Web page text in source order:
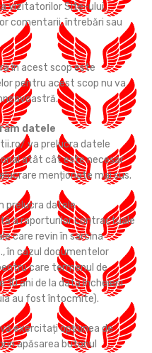
vizitatorilor Site-ului,
comentarii, întrebări sau
în acest scop este
pentru acest scop nu va
datele
va prelucra datele
atât cât este necesar
menționate mai sus.
prelucra datele
a raporturilor contractuale
care revin în sarcina
în cazul documentelor
care termenul de
ani de la data încheierii
au fost întocmite).
exercitați opțiunea de
apăsarea butonul